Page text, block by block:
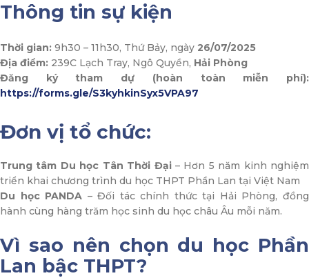
Thông tin sự kiện
Thời gian: 9h30 – 11h30, Thứ Bảy, ngày 26/07/2025
Địa điểm: 239C Lạch Tray, Ngô Quyền, Hải Phòng
Đăng ký tham dự (hoàn toàn miễn phí):
https://forms.gle/S3kyhkinSyx5VPA97
Đơn vị tổ chức:
Trung tâm Du học Tân Thời Đại– Hơn 5 năm kinh nghiệm
triển khai chương trình du học THPT Phần Lan tại Việt Nam
Du học PANDA – Đối tác chính thức tại Hải Phòng, đồng
hành cùng hàng trăm học sinh du học châu Âu mỗi năm.
Vì sao nên chọn du học Phần
Lan bậc THPT?